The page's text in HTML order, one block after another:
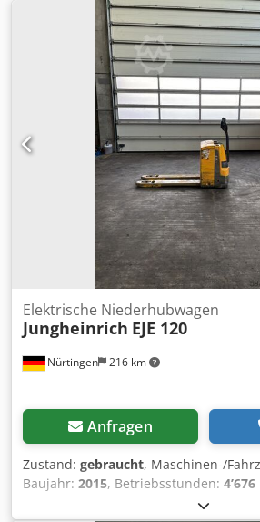
Nürtingen 216 km
Elektrische Niederhubwagen
Jungheinrich EJE 120
Anfragen
Zustand: gebraucht, Maschinen-/
Baujahr: 2015, Betriebsstunden: 4’676
,